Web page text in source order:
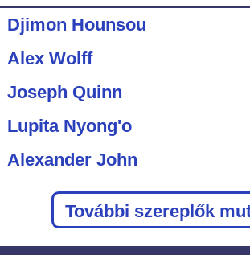
Djimon Hounsou
Alex Wolff
Joseph Quinn
Lupita Nyong'o
Alexander John
További szereplők